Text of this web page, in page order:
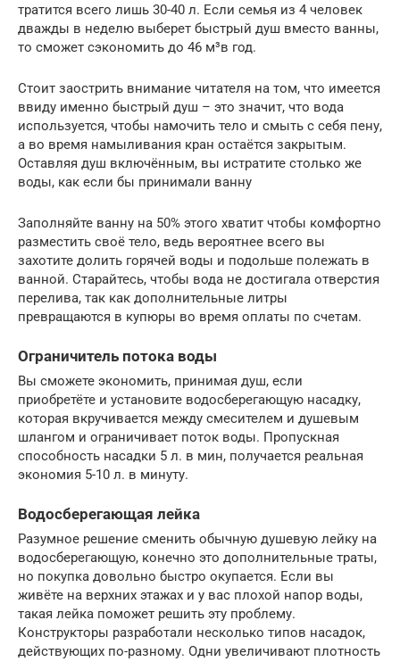
тратится всего лишь 30-40 л. Если семья из 4 человек
дважды в неделю выберет быстрый душ вместо ванны,
то сможет сэкономить до 46 м³в год.
Стоит заострить внимание читателя на том, что имеется
ввиду именно быстрый душ – это значит, что вода
используется, чтобы намочить тело и смыть с себя пену,
а во время намыливания кран остаётся закрытым.
Оставляя душ включённым, вы истратите столько же
воды, как если бы принимали ванну
Заполняйте ванну на 50% этого хватит чтобы комфортно
разместить своё тело, ведь вероятнее всего вы
захотите долить горячей воды и подольше полежать в
ванной. Старайтесь, чтобы вода не достигала отверстия
перелива, так как дополнительные литры
превращаются в купюры во время оплаты по счетам.
Ограничитель потока воды
Вы сможете экономить, принимая душ, если
приобретёте и установите водосберегающую насадку,
которая вкручивается между смесителем и душевым
шлангом и ограничивает поток воды. Пропускная
способность насадки 5 л. в мин, получается реальная
экономия 5-10 л. в минуту.
Водосберегающая лейка
Разумное решение сменить обычную душевую лейку на
водосберегающую, конечно это дополнительные траты,
но покупка довольно быстро окупается. Если вы
живёте на верхних этажах и у вас плохой напор воды,
такая лейка поможет решить эту проблему.
Конструкторы разработали несколько типов насадок,
действующих по-разному. Одни увеличивают плотность